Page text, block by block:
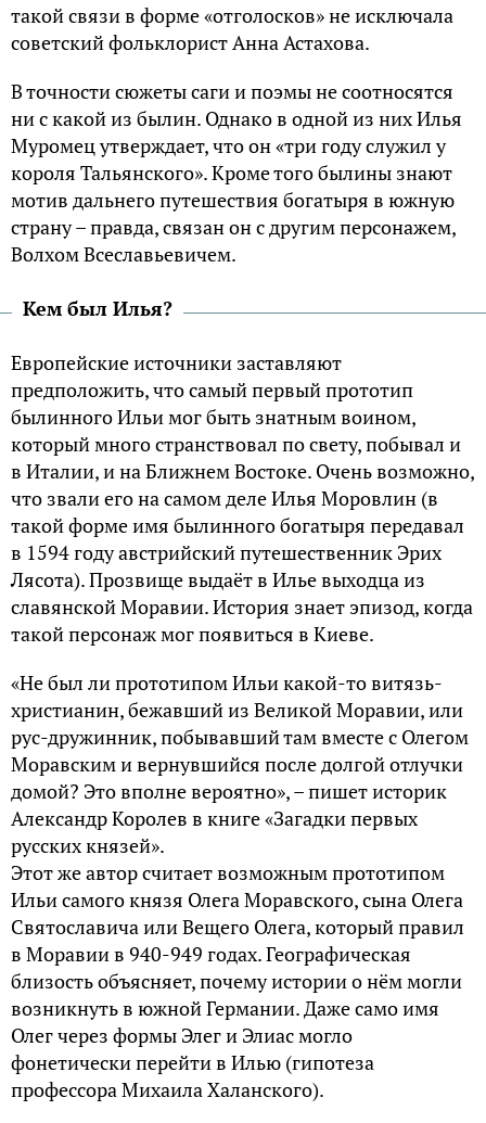
такой связи в форме «отголосков» не исключала
советский фольклорист Анна Астахова.
В точности сюжеты саги и поэмы не соотносятся
ни с какой из былин. Однако в одной из них Илья
Муромец утверждает, что он «три году служил у
короля Тальянского». Кроме того былины знают
мотив дальнего путешествия богатыря в южную
страну – правда, связан он с другим персонажем,
Волхом Всеславьевичем.
Кем был Илья?
Европейские источники заставляют
предположить, что самый первый прототип
былинного Ильи мог быть знатным воином,
который много странствовал по свету, побывал и
в Италии, и на Ближнем Востоке. Очень возможно,
что звали его на самом деле Илья Моровлин (в
такой форме имя былинного богатыря передавал
в 1594 году австрийский путешественник Эрих
Лясота). Прозвище выдаёт в Илье выходца из
славянской Моравии. История знает эпизод, когда
такой персонаж мог появиться в Киеве.
«Не был ли прототипом Ильи какой-то витязь-
христианин, бежавший из Великой Моравии, или
рус-дружинник, побывавший там вместе с Олегом
Моравским и вернувшийся после долгой отлучки
домой? Это вполне вероятно», – пишет историк
Александр Королев в книге «Загадки первых
русских князей».
Этот же автор считает возможным прототипом
Ильи самого князя Олега Моравского, сына Олега
Святославича или Вещего Олега, который правил
в Моравии в 940-949 годах. Географическая
близость объясняет, почему истории о нём могли
возникнуть в южной Германии. Даже само имя
Олег через формы Элег и Элиас могло
фонетически перейти в Илью (гипотеза
профессора Михаила Халанского).